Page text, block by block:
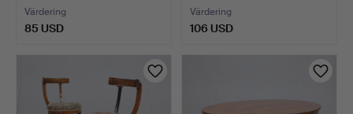
Värdering
85 USD
Värdering
106 USD